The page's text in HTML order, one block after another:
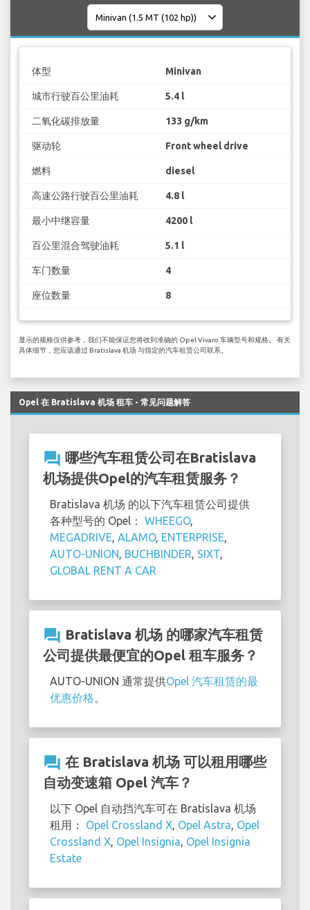
体型 Minivan
城市行驶百公里油耗 5.4 l
二氧化碳排放量 133 g/km
驱动轮 Front wheel drive
燃料 diesel
高速公路行驶百公里油耗 4.8 l
最小中继容量 4200 l
百公里混合驾驶油耗 5.1 l
车门数量 4
座位数量 8
显示的规格仅供参考，我们不能保证您将收到准确的 Opel Vivaro 车辆型号和规格。 有关
具体细节，您应该通过 Bratislava 机场 与指定的汽车租赁公司联系。
Opel 在 Bratislava 机场 租车 - 常见问题解答
question_answer 哪些汽车租赁公司在Bratislava
机场提供Opel的汽车租赁服务？
Bratislava 机场 的以下汽车租赁公司提供
各种型号的 Opel： WHEEGO,
MEGADRIVE, ALAMO, ENTERPRISE,
AUTO-UNION, BUCHBINDER, SIXT,
GLOBAL RENT A CAR
question_answer Bratislava 机场 的哪家汽车租赁
公司提供最便宜的Opel 租车服务？
AUTO-UNION 通常提供Opel 汽车租赁的最
优惠价格。
question_answer 在 Bratislava 机场 可以租用哪些
自动变速箱 Opel 汽车？
以下 Opel 自动挡汽车可在 Bratislava 机场
租用： Opel Crossland X, Opel Astra, Opel
Crossland X, Opel Insignia, Opel Insignia
Estate